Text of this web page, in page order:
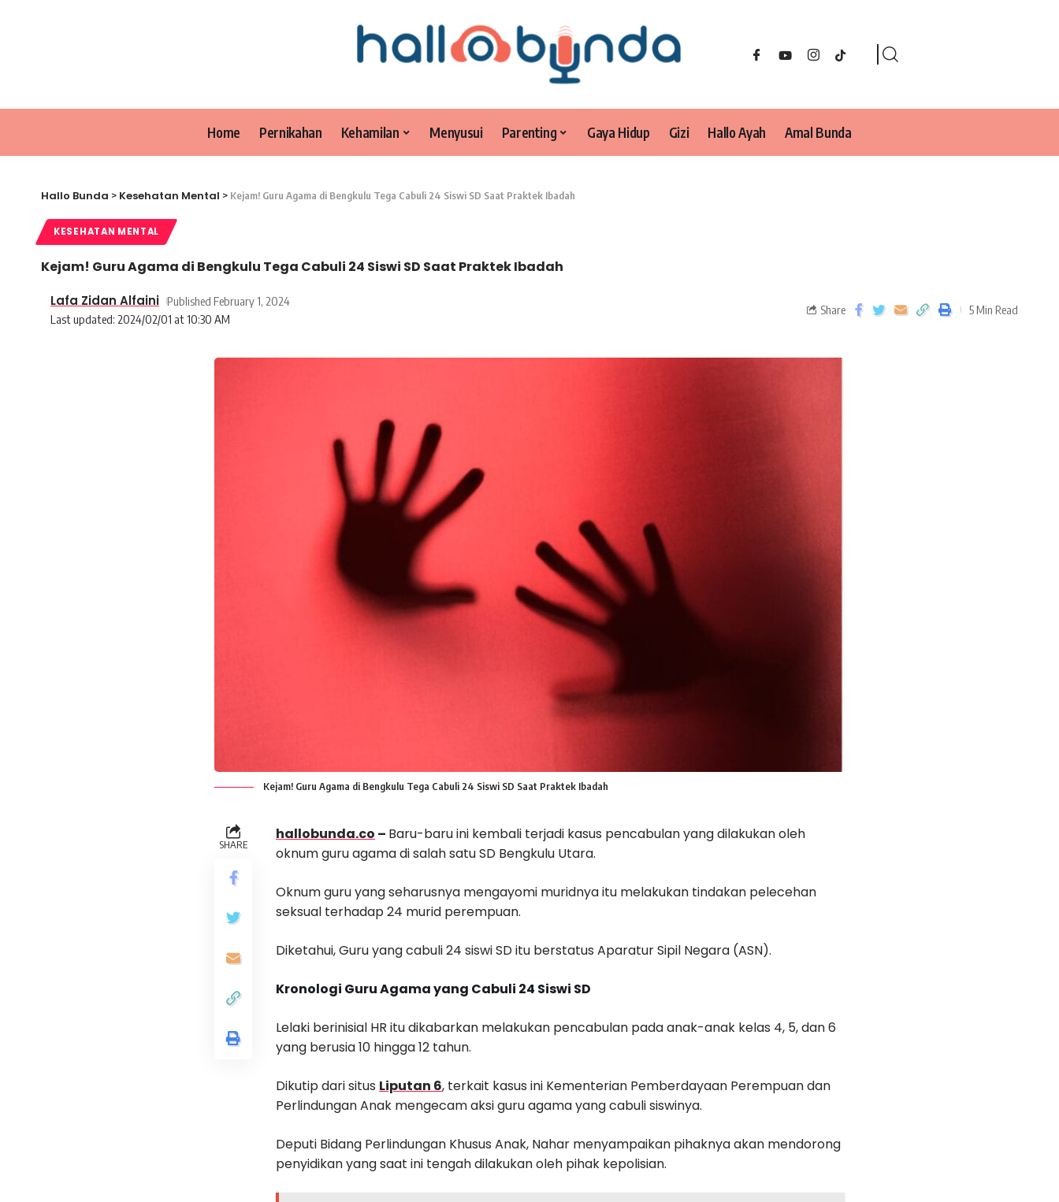
Home Pernikahan Kehamilan Menyusui Parenting Gaya Hidup Gizi Hallo Ayah Amal Bunda
Hallo Bunda > Kesehatan Mental > Kejam! Guru Agama di Bengkulu Tega Cabuli 24 Siswi SD Saat Praktek Ibadah
KESEHATAN MENTAL
Kejam! Guru Agama di Bengkulu Tega Cabuli 24 Siswi SD Saat Praktek Ibadah
Last updated: 2024/02/01 at 10:30 AM
Lafa Zidan Alfaini Published February 1, 2024
Share 5 Min Read
Kejam! Guru Agama di Bengkulu Tega Cabuli 24 Siswi SD Saat Praktek Ibadah
SHARE
hallobunda.co – Baru-baru ini kembali terjadi kasus pencabulan yang dilakukan oleh
oknum guru agama di salah satu SD Bengkulu Utara.
Oknum guru yang seharusnya mengayomi muridnya itu melakukan tindakan pelecehan
seksual terhadap 24 murid perempuan.
Diketahui, Guru yang cabuli 24 siswi SD itu berstatus Aparatur Sipil Negara (ASN).
Kronologi Guru Agama yang Cabuli 24 Siswi SD
Lelaki berinisial HR itu dikabarkan melakukan pencabulan pada anak-anak kelas 4, 5, dan 6
yang berusia 10 hingga 12 tahun.
Dikutip dari situs Liputan 6, terkait kasus ini Kementerian Pemberdayaan Perempuan dan
Perlindungan Anak mengecam aksi guru agama yang cabuli siswinya.
Deputi Bidang Perlindungan Khusus Anak, Nahar menyampaikan pihaknya akan mendorong
penyidikan yang saat ini tengah dilakukan oleh pihak kepolisian.